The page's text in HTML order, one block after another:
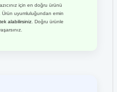
için en doğru ürünü
Ürün uyumluluğundan emin
alabilirsiniz. Doğru ürünle